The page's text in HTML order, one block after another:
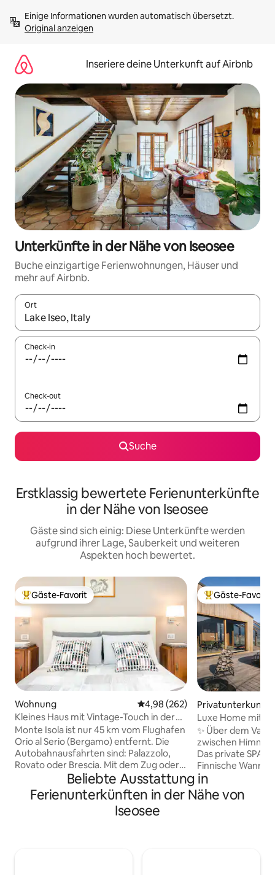
Inhalten
springenOriginal anzeigen
Inseriere deine Unterkunft auf Airbnb
Unterkünfte in der Nähe von Iseosee
Buche einzigartige Ferienwohnungen, Häuser und
mehr auf Airbnb.
Ort
Wenn Ergebnisse verfügbar sind, navigiere mit den
Check-in
Check-out
Suche
Erstklassig bewertete Ferienunterkünfte
in der Nähe von Iseosee
Gäste sind sich einig: Diese Unterkünfte werden
aufgrund ihrer Lage, Sauberkeit und weiteren
Aspekten hoch bewertet.
Beliebter Gäste-Favorit.
Gäste-Favorit
Wohnung Durchschnittliche Bewertung:
4,98 (262)
Kleines Haus mit Vintage-Touch in der
Nähe der Seepromenade
Monte Isola ist nur 45 km vom Flughafen
Orio al Serio (Bergamo) entfernt. Die
Autobahnausfahrten sind: Palazzolo,
Rovato oder Brescia. Mit dem Zug oder
Bus ist es von Brescia nach Sulzano mit
Ferrovie Nord erreichbar. Mit der Fähre
von Iseo oder Sulzano nach Peschiera
Beliebter Gäste-
Gäste-Favorit
Privatunterkunft
Luxe Home mit
Hängesauna in
✨ Über dem Val
zwischen
Das private SPA
Finnische Wanne
Holzofensauna
dem Sternenhimmel. 🛏️
Kingsize-Bett +
Beliebte Ausstattung in
Ferienunterkünften in der Nähe von
Iseosee